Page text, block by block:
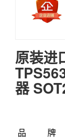
原装进
器
品牌